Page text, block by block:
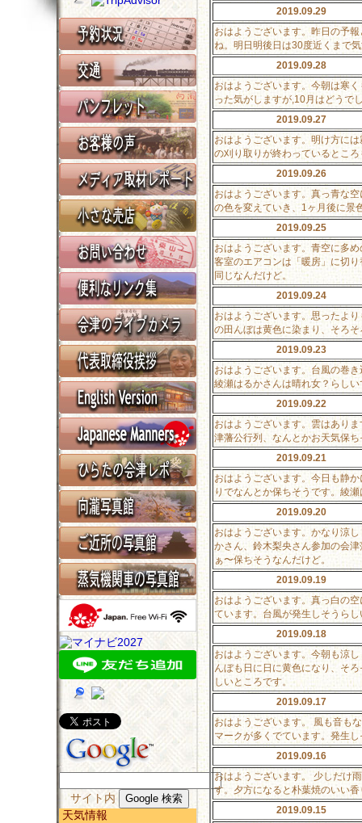
サイト内
天気情報
2019.09.29
おはようございます。昨日の予
ね。明日明後日は30度近くまで
2019.09.28
おはようございます。今朝は寒
った気がしますが,10月はどうで
2019.09.27
おはようございます。明け方に
の刈り取りが終わっているとこ
2019.09.26
おはようございます。真っ青な
の色を変えていき、1ヶ月後に景
2019.09.25
おはようございます。青空に多
客室のエアコンは「暖房」に切
同じなんだけど。
2019.09.24
おはようございます。思ったよ
の田んぼは黄色に染まり、そろ
2019.09.23
おはようございます。台風の巻
綾瀬はるかさんは晴れ女？らし
2019.09.22
おはようございます。雲はあり
津藩公行列、なんとかお天気保
2019.09.21
おはようございます。今日も静
りでなんとか保ちそうです。綾
2019.09.20
おはようございます。かなり涼
かさん、鈴木梨央さん参加の会
ぁ〜保ちそうなんだけど。
2019.09.19
おはようございます。真っ白の
ています。台風が発生しそうら
2019.09.18
おはようございます。今朝も涼
んぼも日に日に黄色になり、そ
しいところです。
2019.09.17
おはようございます。 風も音も
マークが多くでています。発生
2019.09.16
おはようございます。 少しだけ
す。夕方になると朴葉焼のいい
2019.09.15